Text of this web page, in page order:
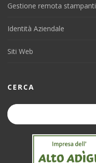
Gestione remota stampanti
Identità Aziendale
Siti Web
CERCA